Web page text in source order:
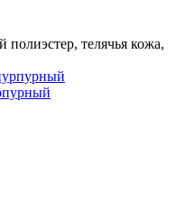
полиэстер, телячья кожа,